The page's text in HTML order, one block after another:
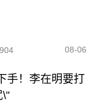
08-06
手！李在明要打
\"